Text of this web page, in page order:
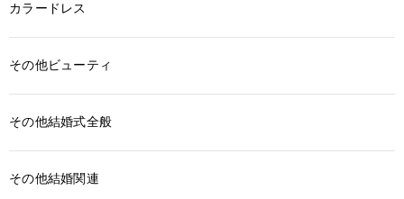
カラードレス
その他ビューティ
その他結婚式全般
その他結婚関連